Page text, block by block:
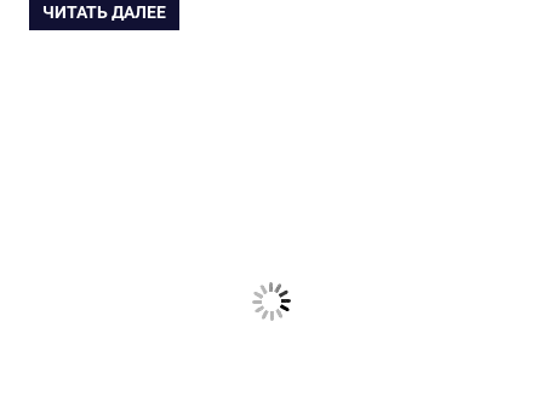
ЧИТАТЬ ДАЛЕЕ